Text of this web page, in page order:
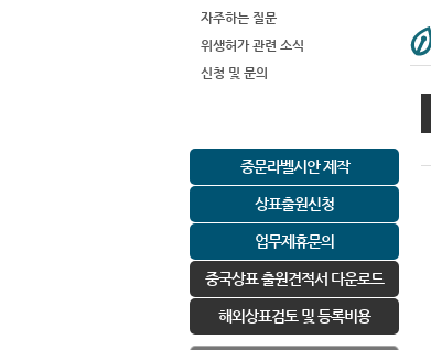
자주하는 질문
위생허가 관련 소식
신청 및 문의
중문라벨시안 제작
상표출원신청
업무제휴문의
중국상표 출원견적서 다운로드
해외상표검토 및 등록비용